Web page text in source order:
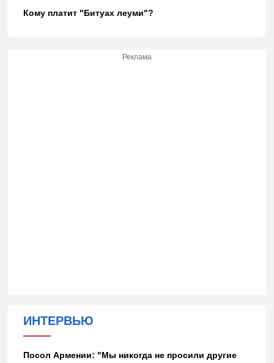
Кому платит "Битуах леуми"?
Реклама
ИНТЕРВЬЮ
Посол Армении: "Мы никогда не просили другие